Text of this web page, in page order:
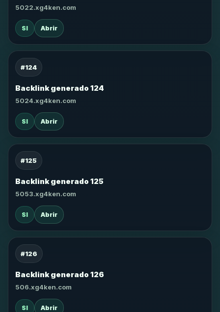
5022.xg4ken.com
SI Abrir
#124
Backlink generado 124
5024.xg4ken.com
SI Abrir
#125
Backlink generado 125
5053.xg4ken.com
SI Abrir
#126
Backlink generado 126
506.xg4ken.com
SI Abrir